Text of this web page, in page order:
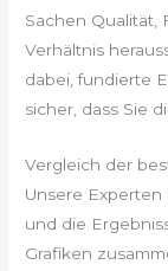
Sachen Qualität,
Verhältnis
dabei, fundierte
sicher, dass Sie
Vergleich der
Unsere
und die
Grafiken